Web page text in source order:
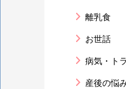
離乳食
お世話
病気・ト
産後の悩